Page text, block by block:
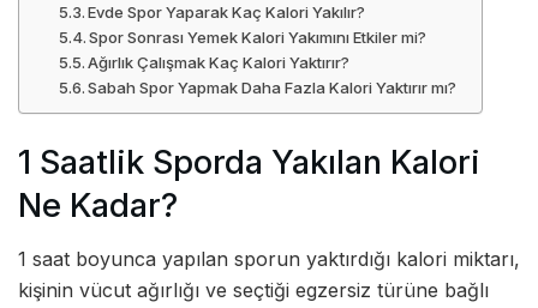
Evde Spor Yaparak Kaç Kalori Yakılır?
Spor Sonrası Yemek Kalori Yakımını Etkiler mi?
Ağırlık Çalışmak Kaç Kalori Yaktırır?
Sabah Spor Yapmak Daha Fazla Kalori Yaktırır mı?
1 Saatlik Sporda Yakılan Kalori
Ne Kadar?
1 saat boyunca yapılan sporun yaktırdığı kalori miktarı,
kişinin vücut ağırlığı ve seçtiği egzersiz türüne bağlı